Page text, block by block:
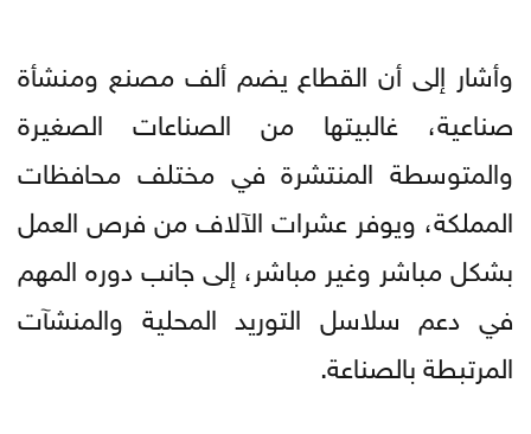
وأشار إلى أن القطاع يضم ألف مصنع ومنشأة
صناعية، غالبيتها من الصناعات الصغيرة
والمتوسطة المنتشرة في مختلف محافظات
المملكة، ويوفر عشرات الآلاف من فرص العمل
بشكل مباشر وغير مباشر، إلى جانب دوره المهم
في دعم سلاسل التوريد المحلية والمنشآت
المرتبطة بالصناعة.